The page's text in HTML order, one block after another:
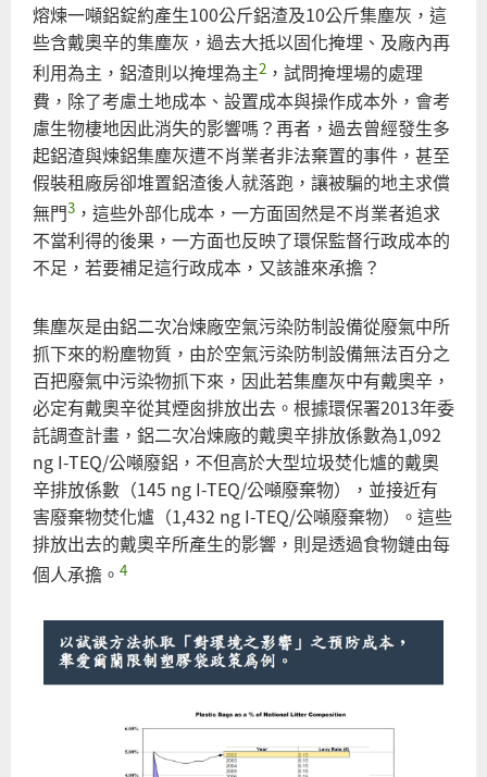
熔煉一噸鋁錠約產生100公斤鋁渣及10公斤集塵灰，這
些含戴奧辛的集塵灰，過去大抵以固化掩埋、及廠內再
利用為主，鋁渣則以掩埋為主2 ，試問掩埋場的處理
費，除了考慮土地成本、設置成本與操作成本外，會考
慮生物棲地因此消失的影響嗎？再者，過去曾經發生多
起鋁渣與煉鋁集塵灰遭不肖業者非法棄置的事件，甚至
假裝租廠房卻堆置鋁渣後人就落跑，讓被騙的地主求償
無門3 ，這些外部化成本，一方面固然是不肖業者追求
不當利得的後果，一方面也反映了環保監督行政成本的
不足，若要補足這行政成本，又該誰來承擔？
集塵灰是由鋁二次冶煉廠空氣污染防制設備從廢氣中所
抓下來的粉塵物質，由於空氣污染防制設備無法百分之
百把廢氣中污染物抓下來，因此若集塵灰中有戴奧辛，
必定有戴奧辛從其煙囪排放出去。根據環保署2013年委
託調查計畫，鋁二次冶煉廠的戴奧辛排放係數為1,092
ng I-TEQ/公噸廢鋁，不但高於大型垃圾焚化爐的戴奧
辛排放係數（145 ng I-TEQ/公噸廢棄物），並接近有
害廢棄物焚化爐（1,432 ng I-TEQ/公噸廢棄物）。這些
排放出去的戴奧辛所產生的影響，則是透過食物鏈由每
個人承擔。 4